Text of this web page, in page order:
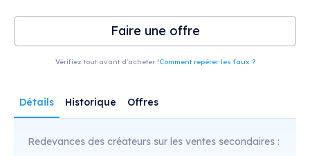
Faire une offre
Vérifiez tout avant d'acheter !Comment repérer les faux ?
Détails Historique Offres
Redevances des créateurs sur les ventes secondaires :